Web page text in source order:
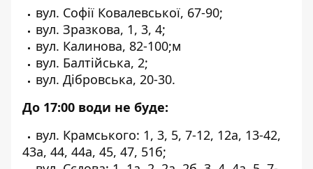
вул. Софії Ковалевської, 67-90;
вул. Зразкова, 1, 3, 4;
вул. Калинова, 82-100;м
вул. Балтійська, 2;
вул. Дібровська, 20-30.
До 17:00 води не буде:
вул. Крамського: 1, 3, 5, 7-12, 12а, 13-42,
43а, 44, 44а, 45, 47, 51б;